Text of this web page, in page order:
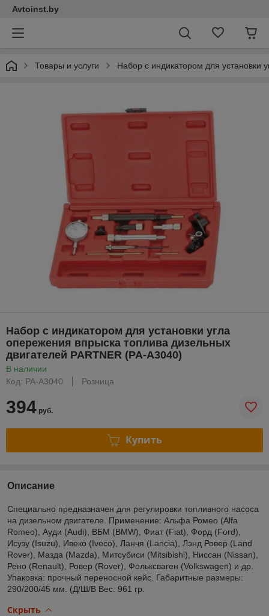
Avtoinst.by
Товары и услуги Набор с индикатором для установки
Набор с индикатором для установки угла
опережения впрыска топлива дизельных
двигателей PARTNER (PA-A3040)
В наличии
Код: PA-A3040
Розница
394 руб.
Купить
Описание
Специально предназначен для регулировки топливного насоса
на дизельном двигателе. Применение: Альфа Ромео (Alfa
Romeo), Ауди (Audi), BБМ (ВMW), Фиат (Fiat), Форд (Ford),
Исузу (Isuzu), Ивеко (Iveco), Ланчя (Lancia), Лэнд Ровер (Land
Rover), Мазда (Mazda), Митсубиси (Mitsibishi), Ниссан (Nissan),
Рено (Renault), Ровер (Rover), Фольксваген (Volkswagen) и др.
Упаковка: прочный переносной кейс. Габаритные размеры:
290/200/45 мм. (Д/Ш/В Вес: 961 гр.
Скрыть